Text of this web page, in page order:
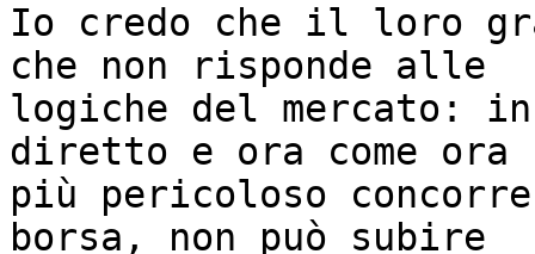
Io credo che il loro
che non risponde alle
logiche del mercato:
diretto e ora come ora
più pericoloso
borsa, non può subire